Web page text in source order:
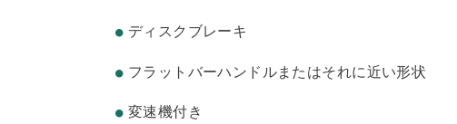
ディスクブレーキ
フラットバーハンドルまたはそれに近い形状
変速機付き